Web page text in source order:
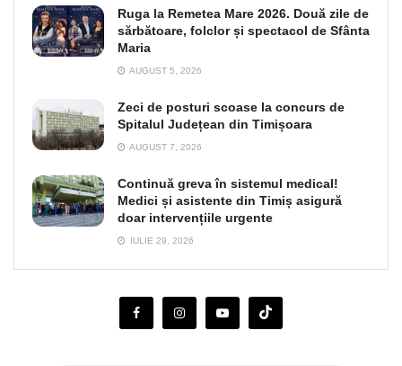
Ruga la Remetea Mare 2026. Două zile de
sărbătoare, folclor și spectacol de Sfânta
Maria
AUGUST 5, 2026
Zeci de posturi scoase la concurs de
Spitalul Județean din Timișoara
AUGUST 7, 2026
Continuă greva în sistemul medical!
Medici și asistente din Timiș asigură
doar intervențiile urgente
IULIE 29, 2026